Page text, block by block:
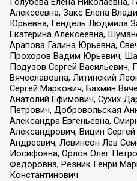
Алексеевна, Закс Елена
Юрьевна, Гендель Людмила
Екатерина Алексеевна,
Арапова Галина Юрьевна,
Прохоров Вадим Юрьевич,
Подузов Сергей Васильевич,
Вячеславовна, Литинский
Сергей Маркович, Бахмин
Анатолий Ефимович, Сухих
Петрович, Добровольская
Александра Евгеньевна,
Александрович, Вицин
Андреевич, Левинсон Лев
Иосифовна, Орлов Олег
Федоровна, Резник Генри
Константинович